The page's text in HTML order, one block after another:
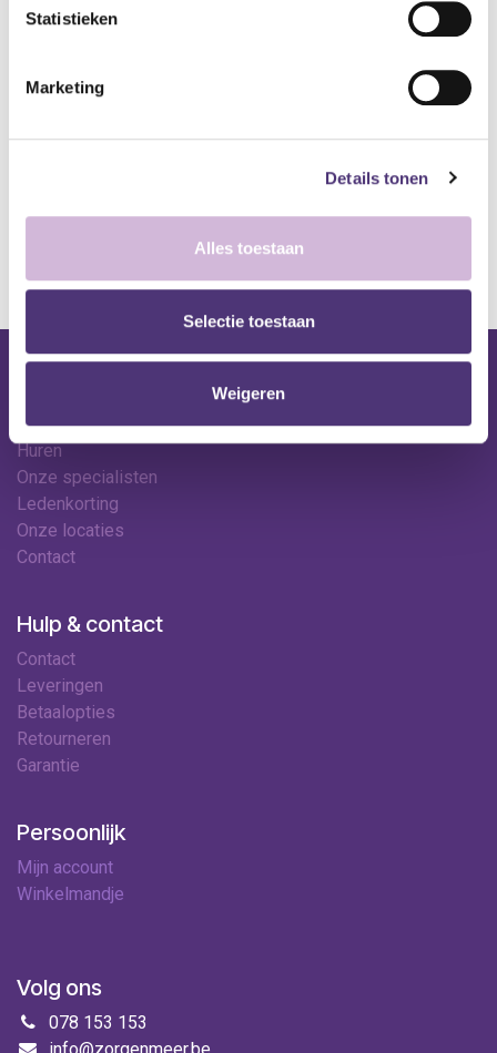
Statistieken
Marketing
Details tonen
Alles toestaan
Selectie toestaan
Weigeren
Aan winkelmandje toevoegen
Shop
Huren
Onze specialisten
Ledenkorting
Onze locaties
Contact
Hulp & contact
Contact
Leveringen
Betaalopties
Retourneren
Garantie
Persoonlijk
Mijn account
Winkelmandje
Volg ons
078 153 153